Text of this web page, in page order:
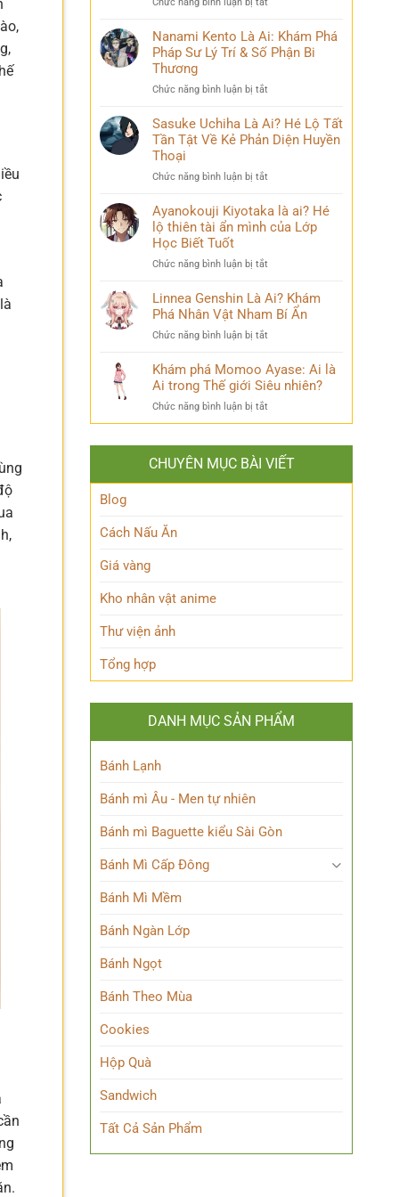
và
bí
ẩn
Phá
Trình
Biến
Bi
Ashido
là
lộ
năng
lực’
chuyện
thú
vị
Nanami Kento Là Ai: Khám Phá
Pháp Sư Lý Trí & Số Phận Bi
Thương
Chức năng bình luận bị tắt
Kento
Là
Phá
Sư
Lý
Số
Bi
Thương
Sasuke Uchiha Là Ai? Hé Lộ Tất
Tần Tật Về Kẻ Phản Diện Huyền
Thoại
Chức năng bình luận bị tắt
Uchiha
Lộ
Tần
Tật
Kẻ
Diện
Huyền
Ayanokouji Kiyotaka là ai? Hé
lộ thiên tài ẩn mình của Lớp
Học Biết Tuốt
Chức năng bình luận bị tắt
Kiyotaka
Hé
thiên
tài
Lớp
Học
Linnea Genshin Là Ai? Khám
Phá Nhân Vật Nham Bí Ẩn
Chức năng bình luận bị tắt
Genshin
Là
Khám
Phá
Vật
Nham
Bí
Khám phá Momoo Ayase: Ai là
Ai trong Thế giới Siêu nhiên?
Chức năng bình luận bị tắt
Khám
Ayase:
Ai
CHUYÊN MỤC BÀI VIẾT
Blog
Cách Nấu Ăn
Giá vàng
Kho nhân vật anime
Thư viện ảnh
Tổng hợp
DANH MỤC SẢN PHẨM
Bánh Lạnh
Bánh mì Âu - Men tự nhiên
Bánh mì Baguette kiểu Sài Gòn
Bánh Mì Cấp Đông
Bánh Mì Mềm
Bánh Ngàn Lớp
Bánh Ngọt
Bánh Theo Mùa
Cookies
Hộp Quà
Sandwich
Tất Cả Sản Phẩm